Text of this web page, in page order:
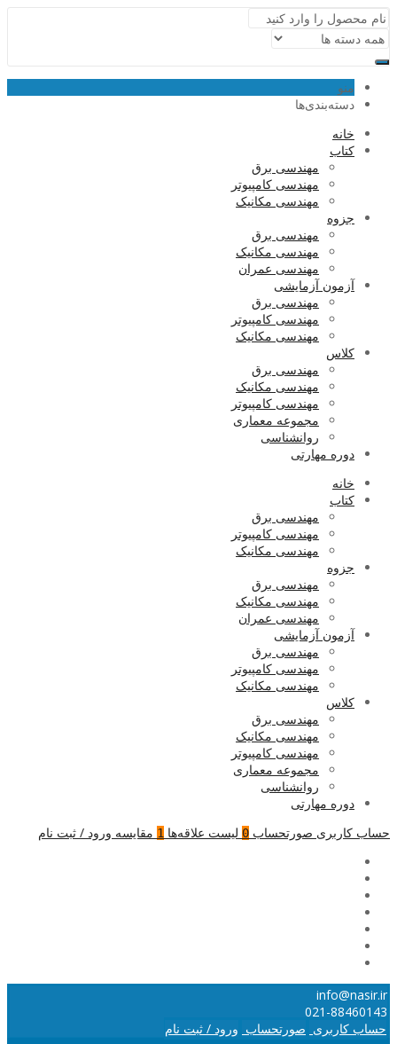
منو
دسته‌بندی‌ها
خانه
کتاب
مهندسی برق
مهندسی کامپیوتر
مهندسی مکانیک
جزوه
مهندسی برق
مهندسی مکانیک
مهندسی عمران
آزمون آزمایشی
مهندسی برق
مهندسی کامپیوتر
مهندسی مکانیک
کلاس
مهندسی برق
مهندسی مکانیک
مهندسی کامپیوتر
مجموعه معماری
روانشناسی
دوره مهارتی
خانه
کتاب
مهندسی برق
مهندسی کامپیوتر
مهندسی مکانیک
جزوه
مهندسی برق
مهندسی مکانیک
مهندسی عمران
آزمون آزمایشی
مهندسی برق
مهندسی کامپیوتر
مهندسی مکانیک
کلاس
مهندسی برق
مهندسی مکانیک
مهندسی کامپیوتر
مجموعه معماری
روانشناسی
دوره مهارتی
حساب کاربری صورتحساب 0 لیست علاقه‌ها 1 مقایسه ورود / ثبت نام
info@nasir.ir
021-88460143
حساب کاربری صورتحساب ورود / ثبت نام